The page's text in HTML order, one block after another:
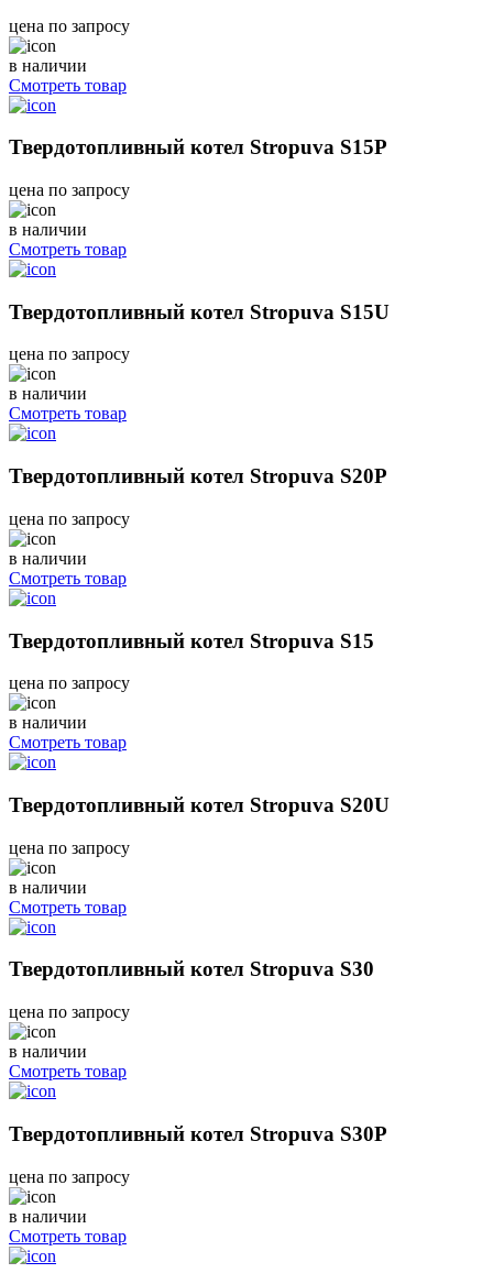
цена по запросу
в наличии
Смотреть товар
Твердотопливный котел Stropuva S15P
цена по запросу
в наличии
Смотреть товар
Твердотопливный котел Stropuva S15U
цена по запросу
в наличии
Смотреть товар
Твердотопливный котел Stropuva S20P
цена по запросу
в наличии
Смотреть товар
Твердотопливный котел Stropuva S15
цена по запросу
в наличии
Смотреть товар
Твердотопливный котел Stropuva S20U
цена по запросу
в наличии
Смотреть товар
Твердотопливный котел Stropuva S30
цена по запросу
в наличии
Смотреть товар
Твердотопливный котел Stropuva S30P
цена по запросу
в наличии
Смотреть товар